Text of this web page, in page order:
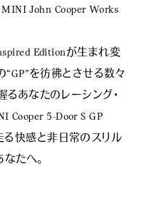
John Cooper Works
Editionが生まれ変
“GP”を彷彿とさせる数々
るあなたのレーシング・
Cooper 5-Door S GP
る快感と非日常のスリル
なたへ。